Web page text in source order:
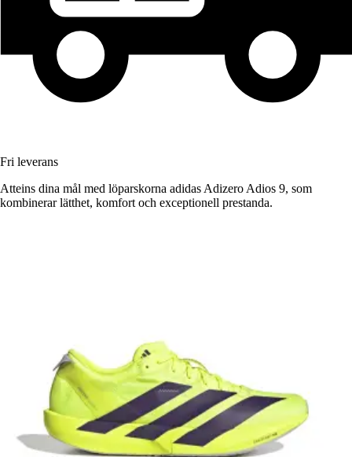
Fri leverans
Atteins dina mål med löparskorna adidas Adizero Adios 9, som
kombinerar lätthet, komfort och exceptionell prestanda.